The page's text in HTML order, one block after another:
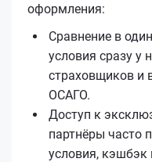
оформления:
Сравнение в
условия сразу у
страховщиков и
ОСАГО.
Доступ к
партнёры часто
условия,